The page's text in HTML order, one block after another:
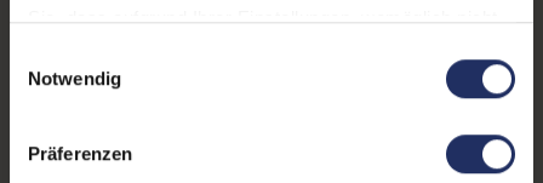
Sie, dass aufgrund Ihrer Einstellungen, womöglich nicht
Weitere Informationen finden Sie in
Notwendig
Präferenzen
Tastaturlayout:
Deutsch (QWERTZ) mit
Fingerprintreader: